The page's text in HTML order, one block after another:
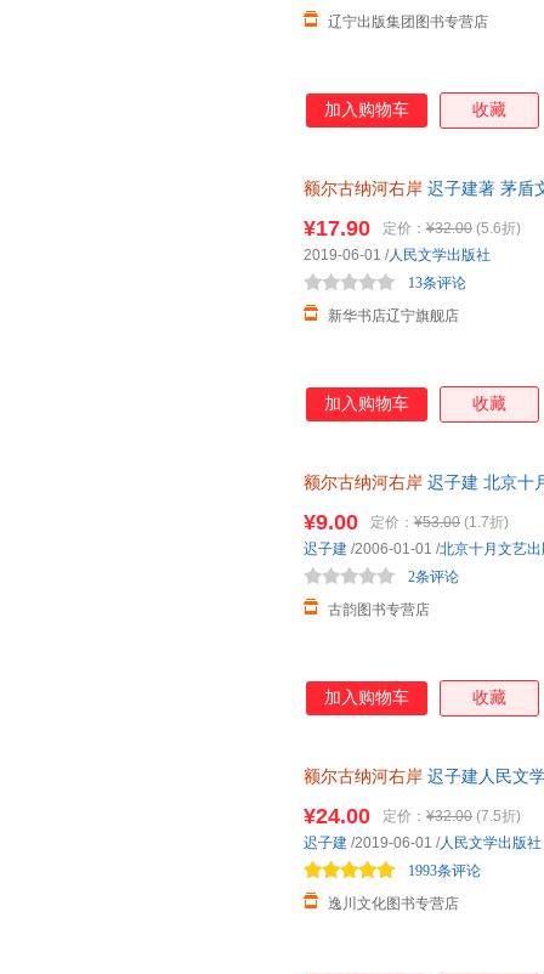
辽宁出版集团图书专营店
加入购物车 收藏
额尔古纳河右岸 迟子建著 茅盾
¥17.90 定价： ¥32.00 (5.6折)
新华书店辽宁旗舰店
13条评论
2019-06-01 /人民文学出版社
加入购物车 收藏
额尔古纳河右岸 迟子建 北京十
¥9.00 定价： ¥53.00 (1.7折)
古韵图书专营店
2条评论
迟子建 /2006-01-01 /北京十月文艺
加入购物车 收藏
额尔古纳河右岸 迟子建人民文
¥24.00 定价： ¥32.00 (7.5折)
逸川文化图书专营店
1993条评论
迟子建 /2019-06-01 /人民文学出版社